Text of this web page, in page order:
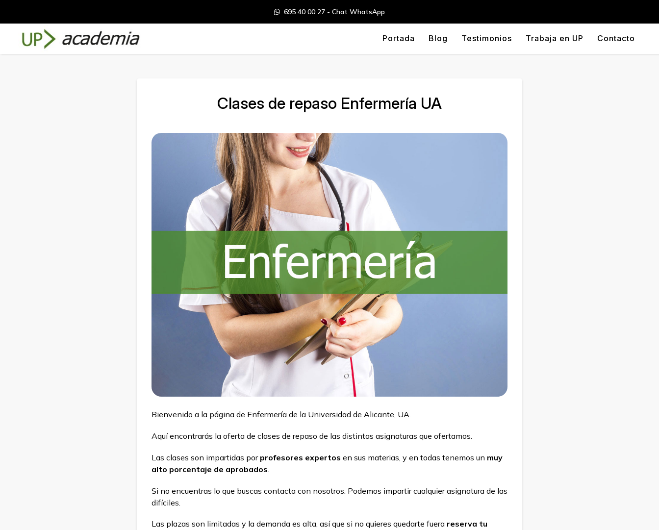
695 40 00 27 - Chat WhatsApp
Portada Blog Testimonios Trabaja en UP Contacto
Clases de repaso Enfermería UA
Bienvenido a la página de Enfermería de la Universidad de Alicante, UA.
Aquí encontrarás la oferta de clases de repaso de las distintas asignaturas que ofertamos.
Las clases son impartidas por profesores expertos en sus materias, y en todas tenemos un muy
alto porcentaje de aprobados
Si no encuentras lo que buscas contacta con nosotros. Podemos impartir cualquier asignatura de las
difíciles.
Las plazas son limitadas y la demanda es alta, así que si no quieres quedarte fuera reserva tu